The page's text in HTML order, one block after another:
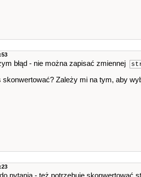
błąd - nie można zapisać zmiennej
skonwertować? Zależy mi na tym, aby